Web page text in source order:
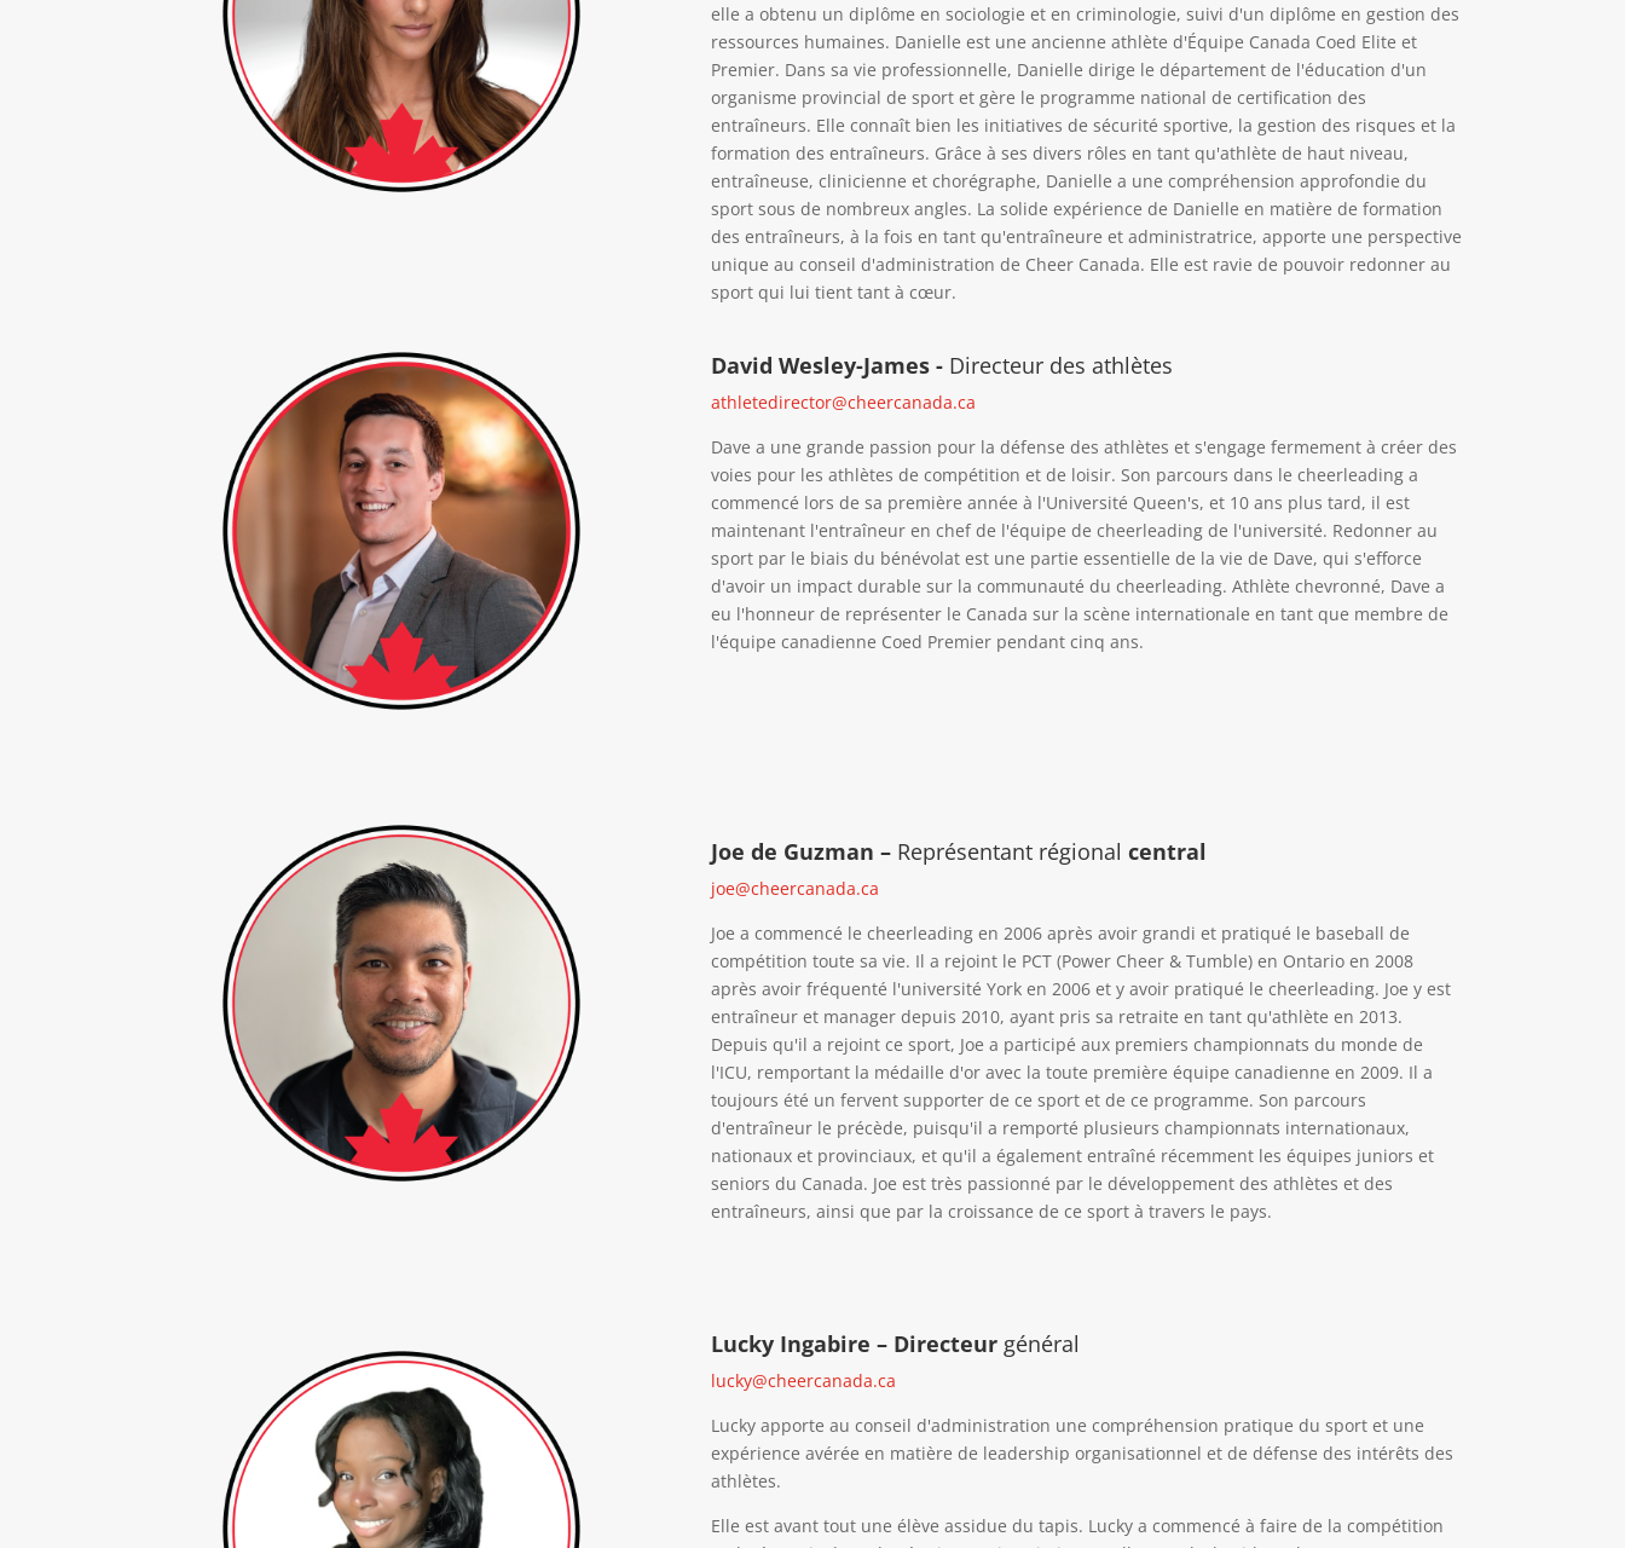
elle a obtenu un diplôme en sociologie et en criminologie, suivi d'un diplôme en gestion des
ressources humaines. Danielle est une ancienne athlète d'Équipe Canada Coed Elite et
Premier. Dans sa vie professionnelle, Danielle dirige le département de l'éducation d'un
organisme provincial de sport et gère le programme national de certification des
entraîneurs. Elle connaît bien les initiatives de sécurité sportive, la gestion des risques et la
formation des entraîneurs. Grâce à ses divers rôles en tant qu'athlète de haut niveau,
entraîneuse, clinicienne et chorégraphe, Danielle a une compréhension approfondie du
sport sous de nombreux angles. La solide expérience de Danielle en matière de formation
des entraîneurs, à la fois en tant qu'entraîneure et administratrice, apporte une perspective
unique au conseil d'administration de Cheer Canada. Elle est ravie de pouvoir redonner au
sport qui lui tient tant à cœur.
David Wesley-James - Directeur des athlètes
athletedirector@cheercanada.ca
Dave a une grande passion pour la défense des athlètes et s'engage fermement à créer des
voies pour les athlètes de compétition et de loisir. Son parcours dans le cheerleading a
commencé lors de sa première année à l'Université Queen's, et 10 ans plus tard, il est
maintenant l'entraîneur en chef de l'équipe de cheerleading de l'université. Redonner au
sport par le biais du bénévolat est une partie essentielle de la vie de Dave, qui s'efforce
d'avoir un impact durable sur la communauté du cheerleading. Athlète chevronné, Dave a
eu l'honneur de représenter le Canada sur la scène internationale en tant que membre de
l'équipe canadienne Coed Premier pendant cinq ans.
Joe de Guzman – Représentant régionalcentral
joe@cheercanada.ca
Joe a commencé le cheerleading en 2006 après avoir grandi et pratiqué le baseball de
compétition toute sa vie. Il a rejoint le PCT (Power Cheer & Tumble) en Ontario en 2008
après avoir fréquenté l'université York en 2006 et y avoir pratiqué le cheerleading. Joe y est
entraîneur et manager depuis 2010, ayant pris sa retraite en tant qu'athlète en 2013.
Depuis qu'il a rejoint ce sport, Joe a participé aux premiers championnats du monde de
l'ICU, remportant la médaille d'or avec la toute première équipe canadienne en 2009. Il a
toujours été un fervent supporter de ce sport et de ce programme. Son parcours
d'entraîneur le précède, puisqu'il a remporté plusieurs championnats internationaux,
nationaux et provinciaux, et qu'il a également entraîné récemment les équipes juniors et
seniors du Canada. Joe est très passionné par le développement des athlètes et des
entraîneurs, ainsi que par la croissance de ce sport à travers le pays.
Lucky Ingabire – Directeur général
lucky@cheercanada.ca
Lucky apporte au conseil d'administration une compréhension pratique du sport et une
expérience avérée en matière de leadership organisationnel et de défense des intérêts des
athlètes.
Elle est avant tout une élève assidue du tapis. Lucky a commencé à faire de la compétition